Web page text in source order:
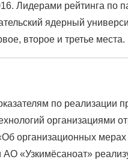
Лидерами рейтинга по
ядерный
второе и третье места.
по реализации
организациями
организационных мерах
«Узкимёсаноат»